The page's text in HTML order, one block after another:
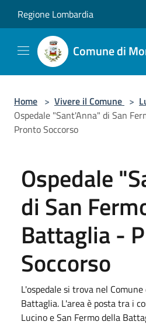
Regione Lombardia
Comune di
Home > Vivere il Comune >
Ospedale "Sant'Anna" di San
Pronto Soccorso
Ospedale
di San
Battaglia -
Soccorso
L'ospedale si trova nel
Battaglia. L'area è posta tra i
Lucino e San Fermo della